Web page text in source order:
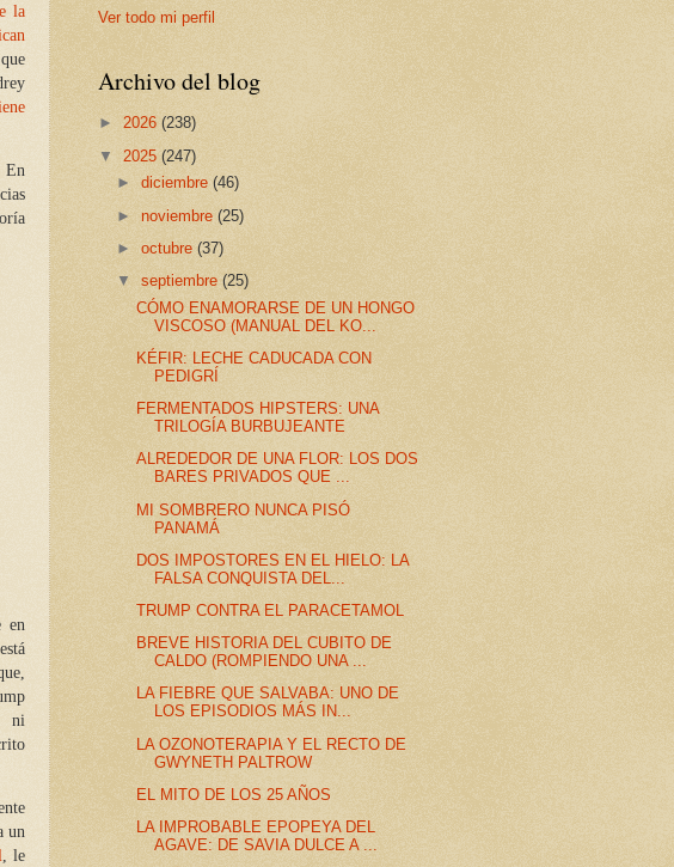
la
En
en
ni
un
, le
Ver todo mi perfil
Archivo del blog
► 2026 (238)
▼ 2025 (247)
►diciembre(46)
►noviembre(25)
►octubre(37)
▼septiembre(25)
CÓMO ENAMORARSE DE UN HONGO
VISCOSO (MANUAL DEL KO...
KÉFIR: LECHE CADUCADA CON
PEDIGRÍ
FERMENTADOS HIPSTERS: UNA
TRILOGÍA BURBUJEANTE
ALREDEDOR DE UNA FLOR: LOS DOS
BARES PRIVADOS QUE ...
MI SOMBRERO NUNCA PISÓ
PANAMÁ
DOS IMPOSTORES EN EL HIELO: LA
FALSA CONQUISTA DEL...
TRUMP CONTRA EL PARACETAMOL
BREVE HISTORIA DEL CUBITO DE
CALDO (ROMPIENDO UNA ...
LA FIEBRE QUE SALVABA: UNO DE
LOS EPISODIOS MÁS IN...
LA OZONOTERAPIA Y EL RECTO DE
GWYNETH PALTROW
EL MITO DE LOS 25 AÑOS
LA IMPROBABLE EPOPEYA DEL
AGAVE: DE SAVIA DULCE A ...